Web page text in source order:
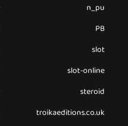
n_pu
PB
slot
slot-online
steroid
troikaeditions.co.uk